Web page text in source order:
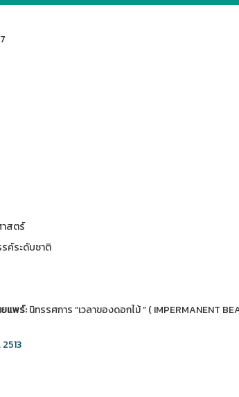
สตร์
ค์ระดับชาติ
แพร์:นิทรรศการ “เวลาของดอกไม้ ” ( IMPERMANENT
2513